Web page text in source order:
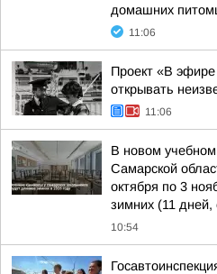
домашних
11:06
Проект «В
открывать
11:06
В новом учебном
Самарской
октября по 3
зимних (11 дней,
10:54